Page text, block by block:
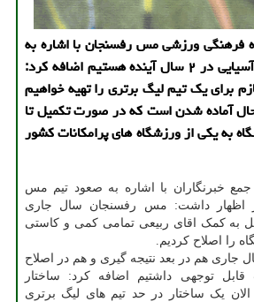
فرهنگی ورزشی مس رفسنجان با اشاره به
اینكه به دنبال سهمیه آسیایی در ۲ سال آینده هستیم اضافه كرد:
برای یك تیم لیگ برتری را تهیه خواهیم
آماده شدن است كه در صورت تكمیل تا
به یكی از ورزشگاه های پرامكانات كشور
جمع خبرنگاران با اشاره به صعود تیم مس
اظهار داشت: مس رفسنجان سال جاری
به کمک اقای ربیعی تمامی کمی و کاستی
را اصلاح کردیم.
جاری هم در بعد نتیجه گیری و هم در اصلاح
توجهی داشتیم اضافه کرد: ساختار
یک ساختار در حد تیم های لیگ برتری